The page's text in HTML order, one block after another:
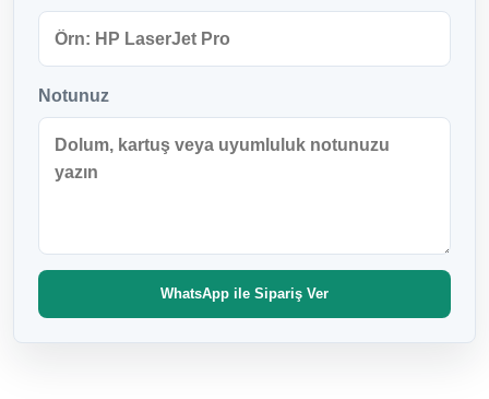
Notunuz
WhatsApp ile Sipariş Ver